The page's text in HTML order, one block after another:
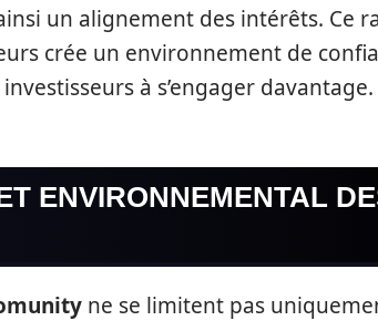
un alignement des intérêts. Ce
crée un environnement de
à s’engager davantage.
ENVIRONNEMENTAL
ne se limitent pas